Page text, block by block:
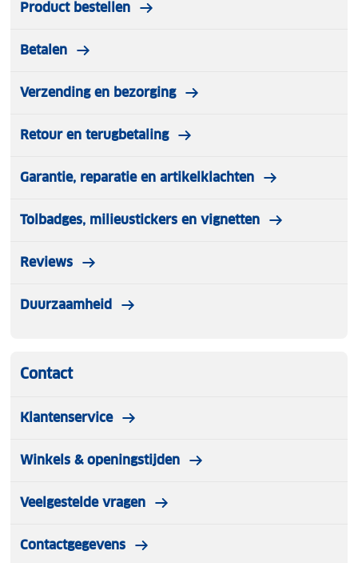
Product bestellen
Betalen
Verzending en bezorging
Retour en terugbetaling
Garantie, reparatie en artikelklachten
Tolbadges, milieustickers en vignetten
Reviews
Duurzaamheid
Contact
Klantenservice
Winkels & openingstijden
Veelgestelde vragen
Contactgegevens